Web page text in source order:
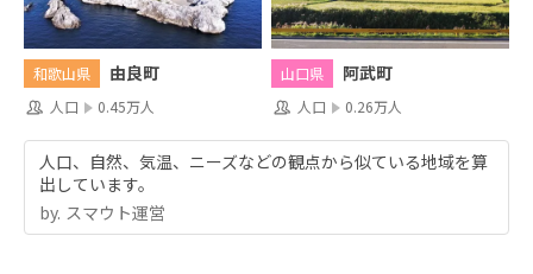
和歌山県 由良町
人口 0.45万人
山口県 阿武町
人口 0.26万人
人口、自然、気温、ニーズなどの観点から似ている地域を算
出しています。
by.︎ スマウト運営